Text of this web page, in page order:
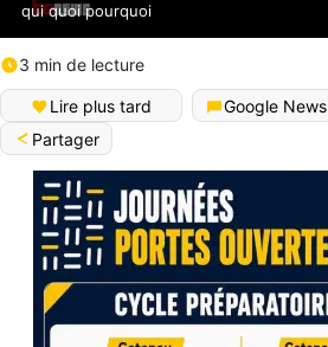
qui quoi pourquoi
3 min de lecture
Lire plus tard Google News
Partager